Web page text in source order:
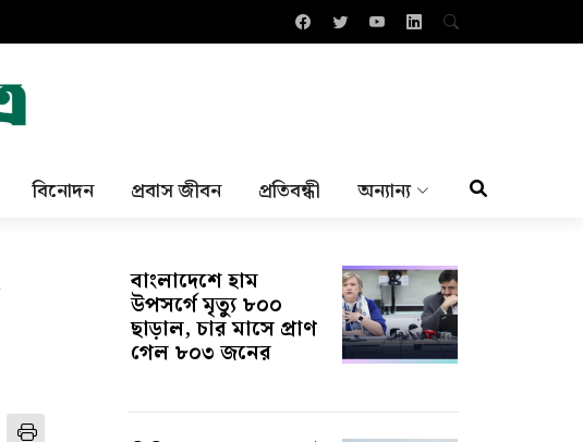
বিনোদন প্রবাস জীবন প্রতিবন্ধী অন্যান্য
বাংলাদেশে হাম
উপসর্গে মৃত্যু ৮০০
ছাড়াল, চার মাসে প্রাণ
গেল ৮০৩ জনের